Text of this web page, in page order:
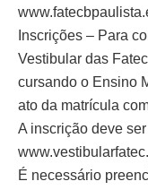
Inscrições – Para
Vestibular das
cursando o Ensino
ato da matrícula
A inscrição deve
É necessário